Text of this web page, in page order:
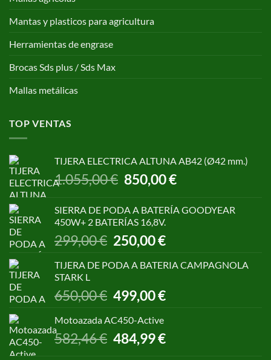
Mantas y plasticos para agricultura
Herramientas de engrase
Brocas Sds plus / Sds Max
Mallas metálicas
TOP VENTAS
TIJERA ELECTRICA ALTUNA AB42 (Ø42 mm.)
1.055,00€ El
precio
era:
1.055,00 €.
850,00€El
precio
es:
SIERRA DE PODA A BATERÍA GOODYEAR
450W+ 2 BATERÍAS 16,8V.
299,00€ El
precio
original
299,00 €.
250,00€El
precio
actual
250,00 €.
TIJERA DE PODA A BATERIA CAMPAGNOLA
STARK L
650,00€
El
precio
original
650,00 €.
499,00€El
precio
499,00 €.
Motoazada AC450-Active
582,46€
El
precio
484,99€El
precio